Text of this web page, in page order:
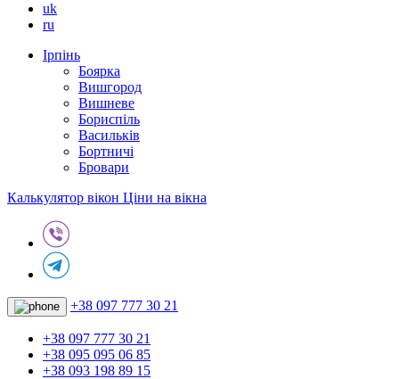
uk
ru
Ірпінь
Боярка
Вишгород
Вишневе
Бориспіль
Васильків
Бортничі
Бровари
Калькулятор вікон Ціни на вікна
+38 097 777 30 21
+38 097 777 30 21
+38 095 095 06 85
+38 093 198 89 15